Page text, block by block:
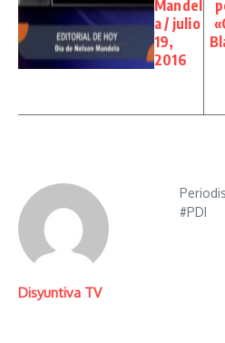
Mandel
a / julio
19,
2016
Disyuntiva TV
#PDI